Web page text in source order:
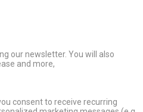
our newsletter. You will also
and more,
consent to receive recurring